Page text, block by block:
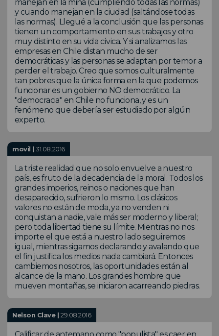
manejan en la mina (cumpliendo todas las normas)
y cuando manejan en la ciudad (saltándose todas
las normas). Llegué a la conclusión que las personas
tienen un comportamiento en sus trabajos y otro
muy distinto en su vida cívica. Y si analizamos las
empresas en Chile distan mucho de ser
democráticas y las personas se adaptan por temor a
perder el trabajo. Creo que somos culturalmente
tan pobres que la única forma en la que podemos
funcionar es un gobierno NO democrático. La
"democracia" en Chile no funciona, y es un
fenómeno que debería ser estudiado por algún
experto.
movil |31.08.2016
La triste realidad que no solo envuelve a nuestro
país, es fruto de la decadencia de la moral. Todos los
grandes imperios, reinos o naciones que han
desaparecido, sufrieron lo mismo. Los clásicos
valores no están de moda, ya no venden ni
conquistan a nadie, vale más ser moderno y liberal;
pero toda libertad tiene su límite. Mientras no nos
importe el que está a nuestro lado seguiremos
igual, mientras sigamos declarando y avalando que
el fin justifica los medios nada cambiará. Entonces
cambiemos nosotros, las oportunidades están al
alcance de la mano. Los grandes hombre que
mueven montañas, se iniciaron acarreando piedras.
Nelson Clave |29.08.2016